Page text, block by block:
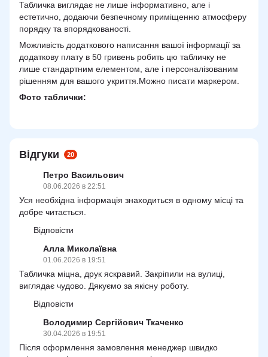
Табличка виглядає не лише інформативно, але і
естетично, додаючи безпечному приміщенню атмосферу
порядку та впорядкованості.
Можливість додаткового написання вашої інформації за
додаткову плату в 50 гривень робить цю табличку не
лише стандартним елементом, але і персоналізованим
рішенням для вашого укриття.Можно писати маркером.
Фото таблички:
Відгуки 20
Петро Васильович
08.06.2026 в 22:51
Уся необхідна інформація знаходиться в одному місці та
добре читається.
Відповісти
Алла Миколаївна
01.06.2026 в 19:51
Табличка міцна, друк яскравий. Закріпили на вулиці,
виглядає чудово. Дякуємо за якісну роботу.
Відповісти
Володимир Сергійович Ткаченко
30.04.2026 в 19:51
Після оформлення замовлення менеджер швидко